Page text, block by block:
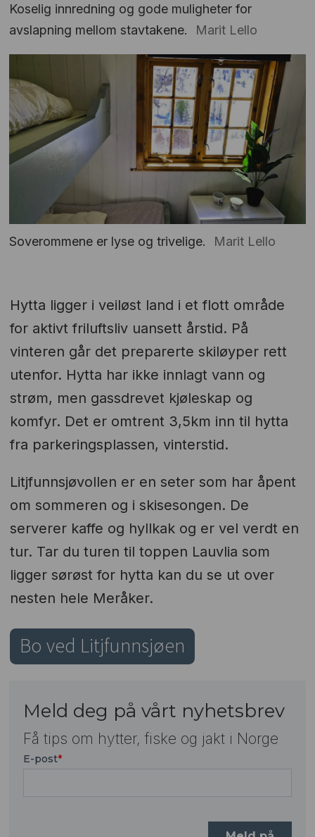
Koselig innredning og gode muligheter for
avslapning mellom stavtakene.
Marit Lello
Soverommene er lyse og trivelige. Marit Lello
Hytta ligger i veiløst land i et flott område
for aktivt friluftsliv uansett årstid. På
vinteren går det preparerte skiløyper rett
utenfor. Hytta har ikke innlagt vann og
strøm, men gassdrevet kjøleskap og
komfyr. Det er omtrent 3,5km inn til hytta
fra parkeringsplassen, vinterstid.
Litjfunnsjøvollen er en seter som har åpent
om sommeren og i skisesongen. De
serverer kaffe og hyllkak og er vel verdt en
tur. Tar du turen til toppen Lauvlia som
ligger sørøst for hytta kan du se ut over
nesten hele Meråker.
Bo ved Litjfunnsjøen
Meld deg på vårt nyhetsbrev
Få tips om hytter, fiske og jakt i Norge